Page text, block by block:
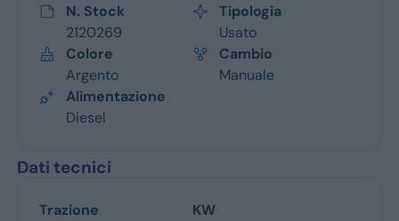
N. Stock
2120269
Tipologia
Usato
Colore
Argento
Cambio
Manuale
Alimentazione
Diesel
Dati tecnici
Trazione
KW